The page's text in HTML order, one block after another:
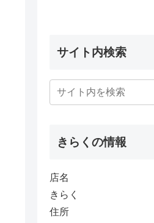
サイト内検索
きらくの情報
店名
きらく
住所